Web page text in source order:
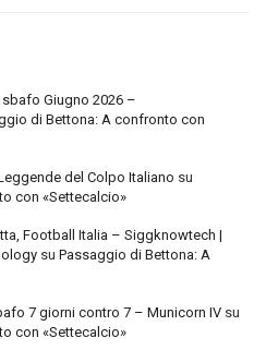
Giugno 2026 –
di Bettona: A confronto con
del Colpo Italiano su
con «Settecalcio»
Football Italia – Siggknowtech |
su Passaggio di Bettona: A
7 giorni contro 7 – Municorn IV su
con «Settecalcio»